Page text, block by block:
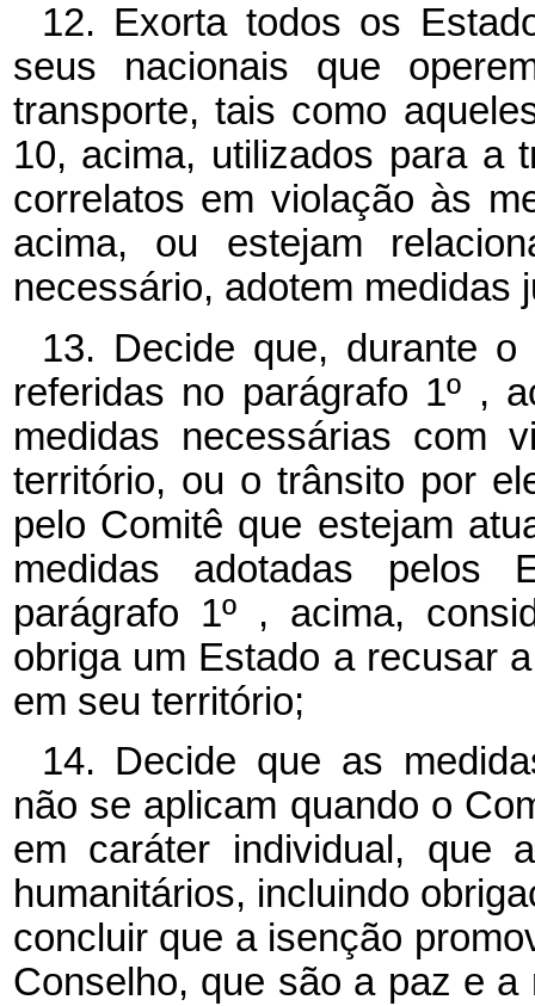
12. Exorta todos os
seus nacionais que
transporte, tais como
10, acima, utilizados para a
correlatos em violação às
acima, ou estejam
necessário, adotem medidas
13. Decide que, durante
referidas no parágrafo 1º ,
medidas necessárias com
território, ou o trânsito por
pelo Comitê que estejam
medidas adotadas pelos
parágrafo 1º , acima,
obriga um Estado a recusar
em seu território;
14. Decide que as
não se aplicam quando o
em caráter individual, que
humanitários, incluindo
concluir que a isenção
Conselho, que são a paz e